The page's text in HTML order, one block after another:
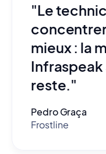
"Le
mieux : la
reste."
Pedro Graça
Frostline